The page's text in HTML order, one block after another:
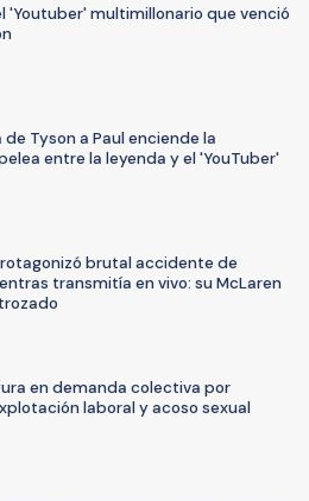
'Youtuber' multimillonario que venció
Tyson a Paul enciende la
entre la leyenda y el 'YouTuber'
brutal accidente de
transmitía en vivo: su McLaren
en demanda colectiva por
laboral y acoso sexual